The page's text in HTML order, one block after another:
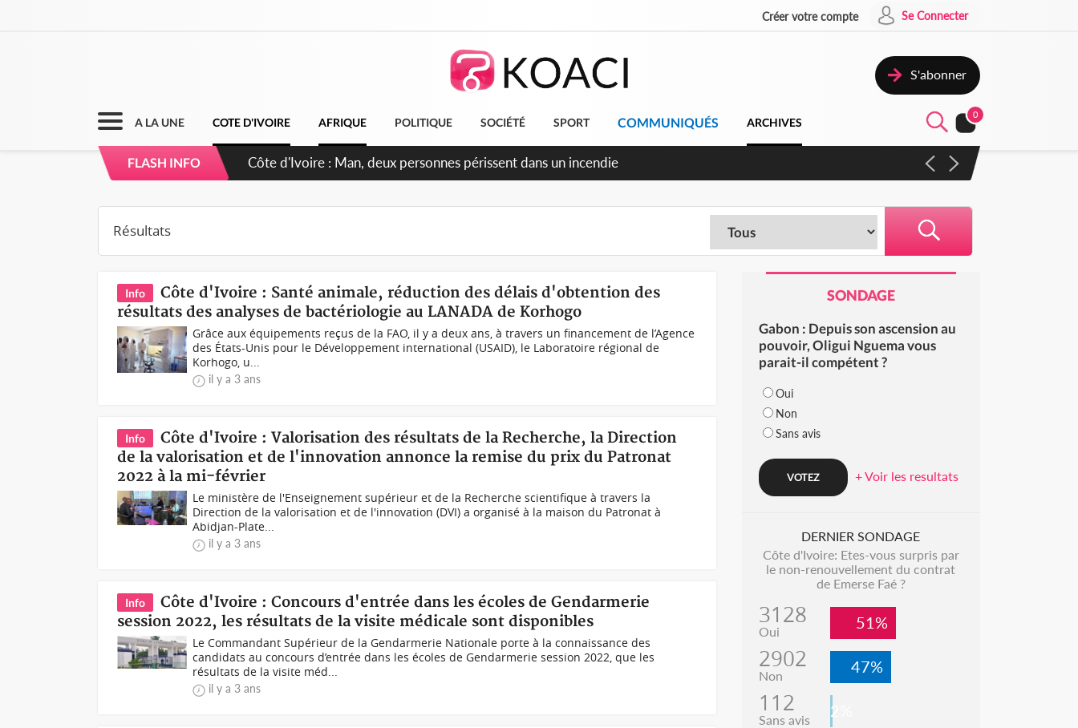
Créer votre compte Se Connecter
S'abonner
A LA UNE COTE D'IVOIRE AFRIQUE POLITIQUE SOCIÉTÉ SPORT COMMUNIQUÉS ARCHIVES
0
FLASH INFO
Côte d'Ivoire : Séileu, la célébration de la fête nationale transformée en vaste campagne contre les produits
Info
Côte d'Ivoire : Santé animale, réduction des délais d'obtention des
résultats des analyses de bactériologie au LANADA de Korhogo
Grâce aux équipements reçus de la FAO, il y a deux ans, à travers un financement de l’Agence
des États-Unis pour le Développement international (USAID), le Laboratoire régional de
Korhogo, u...
il y a 3 ans
Info
Côte d'Ivoire : Valorisation des résultats de la Recherche, la Direction
de la valorisation et de l'innovation annonce la remise du prix du Patronat
2022 à la mi-février
Le ministère de l'Enseignement supérieur et de la Recherche scientifique à travers la
Direction de la valorisation et de l'innovation (DVI) a organisé à la maison du Patronat à
Abidjan-Plate...
il y a 3 ans
Info
Côte d'Ivoire : Concours d'entrée dans les écoles de Gendarmerie
session 2022, les résultats de la visite médicale sont disponibles
Le Commandant Supérieur de la Gendarmerie Nationale porte à la connaissance des
candidats au concours d’entrée dans les écoles de Gendarmerie session 2022, que les
résultats de la visite méd...
il y a 3 ans
SONDAGE
Gabon : Depuis son ascension au
pouvoir, Oligui Nguema vous
parait-il compétent ?
Oui
Non
Sans avis
+ Voir les resultats
DERNIER SONDAGE
Côte d'Ivoire: Etes-vous surpris par
le non-renouvellement du contrat
de Emerse Faé ?
3128
Oui 51%
2902
Non 47%
112
Sans avis 2%